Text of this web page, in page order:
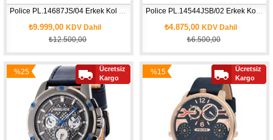
₺9.999,00 KDV Dahil
₺12.500,00
₺4.875,00 KDV Dahil
₺6.500,00
%25
Ücretsiz
Kargo
Yeni
%15
Ücretsiz
Kargo
Yeni